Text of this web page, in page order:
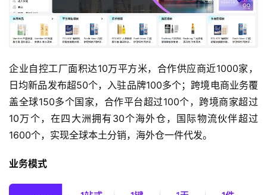
首
全
企业自控工厂面积达10万平方米，合作供应商近1000家，
日均新品发布超50个，入驻品牌100多个；跨境电商业务覆
盖全球150多个国家，合作平台超过100个，跨境商家超过
10万个，在四大洲拥有30个海外仓，国际物流伙伴超过
1600个，实现全球本土分销，海外仓一件代发。
业务模式